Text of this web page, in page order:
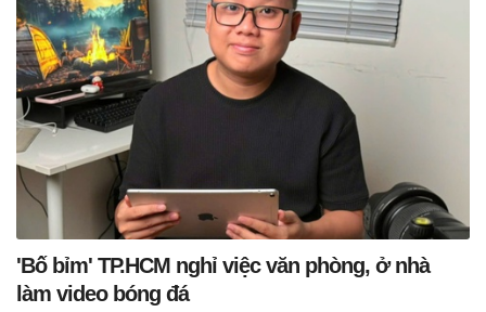
'Bố bỉm' TP.HCM nghỉ việc văn phòng, ở nhà
làm video bóng đá